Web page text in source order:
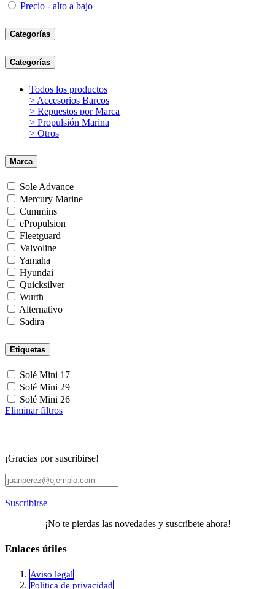
Precio - alto a bajo
Categorías
Categorías
Todos los productos
> Accesorios Barcos
> Repuestos por Marca
> Propulsión Marina
> Otros
Marca
Sole Advance
Mercury Marine
Cummins
ePropulsion
Fleetguard
Valvoline
Yamaha
Hyundai
Quicksilver
Wurth
Alternativo
Sadira
Etiquetas
Solé Mini 17
Solé Mini 29
Solé Mini 26
Eliminar filtros
¡Gracias por suscribirse!
Suscribirse
¡No te pierdas las novedades y suscríbete ahora!
Enlaces útiles
Aviso legal
Política de privacidad